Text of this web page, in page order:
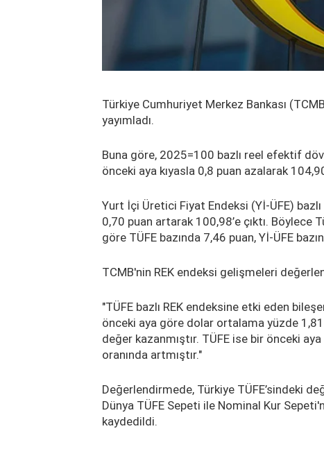
Türkiye Cumhuriyet Merkez Bankası
yayımladı.
Buna göre, 2025=100 bazlı reel efektif
önceki aya kıyasla 0,8 puan azalarak
Yurt İçi Üretici Fiyat Endeksi (Yİ-ÜFE)
0,70 puan artarak 100,98’e çıktı. Böylece
göre TÜFE bazında 7,46 puan, Yİ-ÜFE
TCMB'nin REK endeksi gelişmeleri
"TÜFE bazlı REK endeksine etki eden
önceki aya göre dolar ortalama yüzde
değer kazanmıştır. TÜFE ise bir önceki
oranında artmıştır."
Değerlendirmede, Türkiye TÜFE’sindeki
Dünya TÜFE Sepeti ile Nominal Kur
kaydedildi.